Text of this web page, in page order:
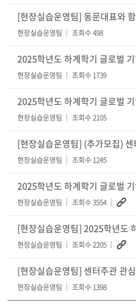
현장실습운영팀 조회수 498
현장실습운영팀 조회수 1739
현장실습운영팀 조회수 2105
현장실습운영팀 조회수 1245
현장실습운영팀 조회수 3554
현장실습운영팀 조회수 2205
현장실습운영팀 조회수 1398